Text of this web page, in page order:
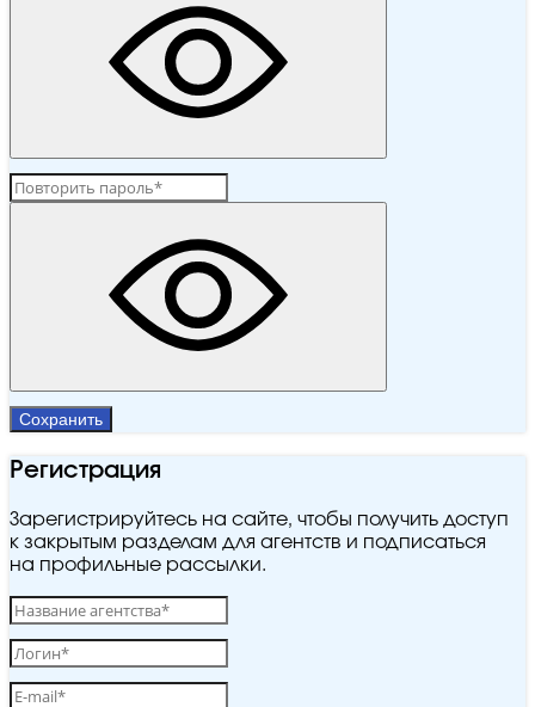
Сохранить
Регистрация
Зарегистрируйтесь на сайте, чтобы получить доступ
к закрытым разделам для агентств и подписаться
на профильные рассылки.